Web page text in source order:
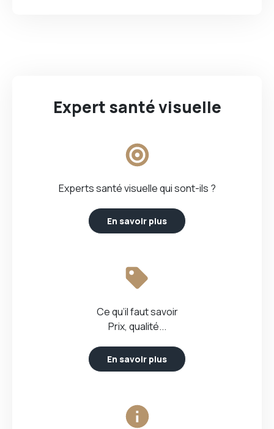
Expert santé visuelle
Experts santé visuelle qui sont-ils ?
En savoir plus
Ce qu’il faut savoir
Prix, qualité...
En savoir plus